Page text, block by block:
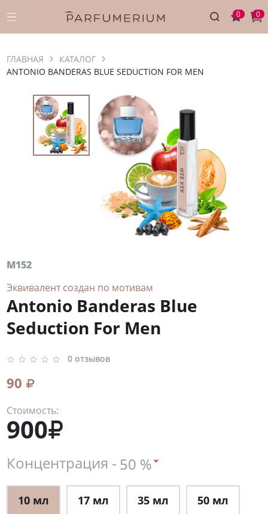
0 0
ГЛАВНАЯ
КАТАЛОГ
ANTONIO BANDERAS BLUE SEDUCTION FOR MEN
M152
Эквивалент создан по мотивам
Antonio Banderas Blue
Seduction For Men
0 отзывов
90
Стоимость:
900
Концентрация -
10 мл 17 мл 35 мл 50 мл